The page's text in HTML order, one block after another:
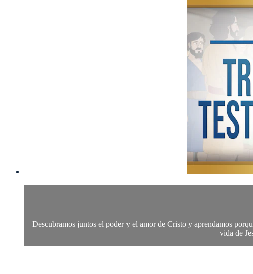
Descubramos juntos el poder y el amor de Cristo y aprendamos
vida de